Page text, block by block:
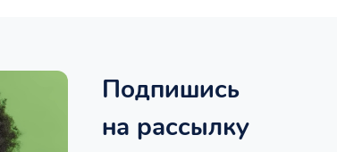
Подпишись
на рассылку